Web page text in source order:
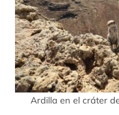
Ardilla en el cráter